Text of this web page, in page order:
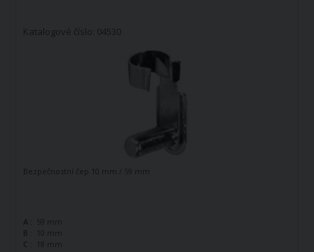
Katalogové číslo: 04530
Bezpečnostní čep 10 mm / 59 mm
A :
59 mm
B :
10 mm
C :
18 mm